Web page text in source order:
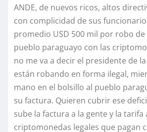
ANDE, de nuevos ricos, altos
con complicidad de sus
promedio USD 500 mil por robo de
pueblo paraguayo con las
no me va a decir el presidente de
están robando en forma ilegal,
mano en el bolsillo al pueblo
su factura. Quieren cubrir ese
sube la factura a la gente y la tarifa
criptomonedas legales que pagan